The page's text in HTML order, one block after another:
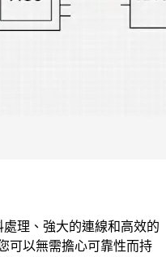
理、強大的連線和高效的
可以無需擔心可靠性而持